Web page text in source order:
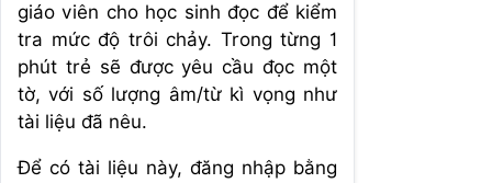
giáo viên cho học sinh đọc để kiểm
tra mức độ trôi chảy. Trong từng 1
phút trẻ sẽ được yêu cầu đọc một
tờ, với số lượng âm/từ kì vọng như
tài liệu đã nêu.
Để có tài liệu này, đăng nhập bằng